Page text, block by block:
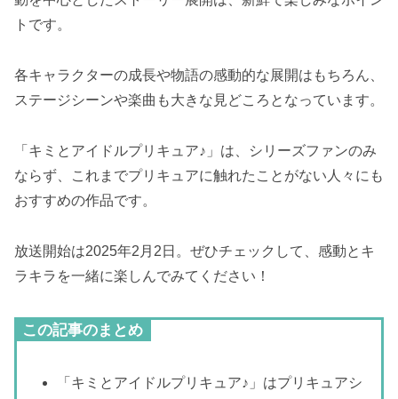
トです。
各キャラクターの成長や物語の感動的な展開はもちろん、
ステージシーンや楽曲も大きな見どころとなっています。
「キミとアイドルプリキュア♪」は、シリーズファンのみ
ならず、これまでプリキュアに触れたことがない人々にも
おすすめの作品です。
放送開始は2025年2月2日。ぜひチェックして、感動とキ
ラキラを一緒に楽しんでみてください！
この記事のまとめ
「キミとアイドルプリキュア♪」はプリキュアシ